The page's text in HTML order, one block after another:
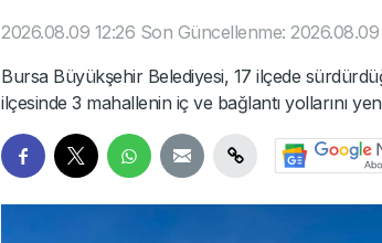
2026.08.09 12:26 Son Güncellenme: 2026.08.09
Bursa Büyükşehir Belediyesi, 17 ilçede
ilçesinde 3 mahallenin iç ve bağlantı yollarını